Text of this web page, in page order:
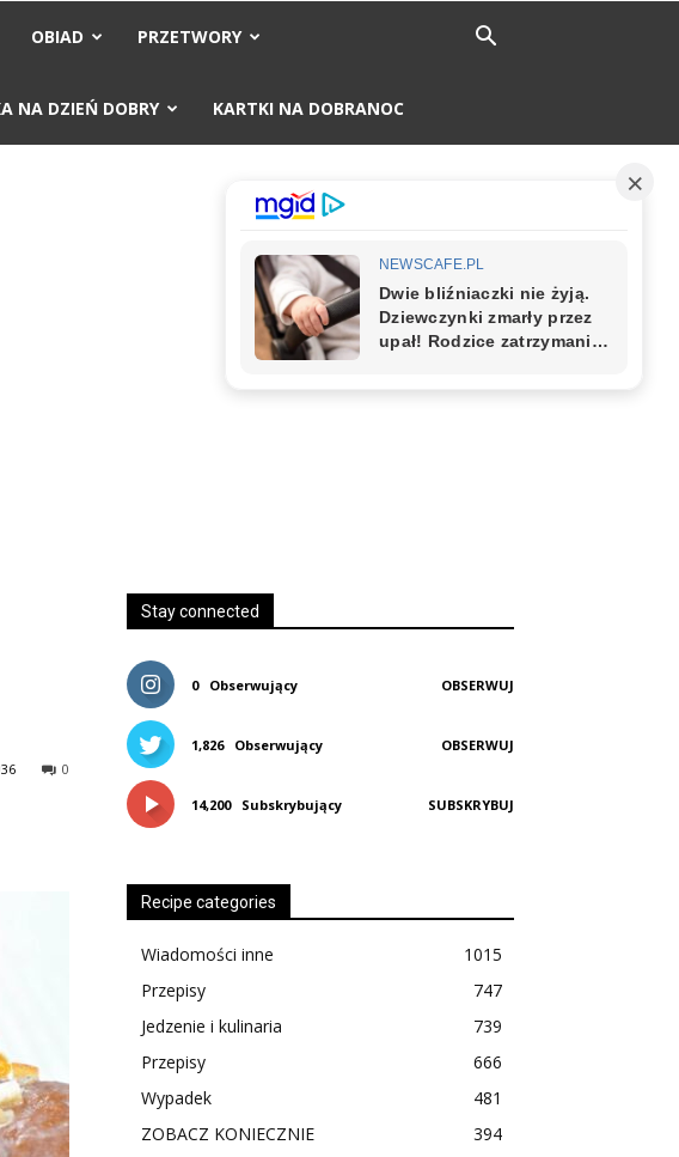
OBIAD PRZETWORY
NA DZIEŃ DOBRY KARTKI NA DOBRANOC
0
Stay connected
0 Obserwujący OBSERWUJ
1,826 Obserwujący OBSERWUJ
14,200 Subskrybujący SUBSKRYBUJ
Recipe categories
Wiadomości inne
1015
Przepisy
747
Jedzenie i kulinaria
739
Przepisy
666
Wypadek
481
ZOBACZ KONIECZNIE
394